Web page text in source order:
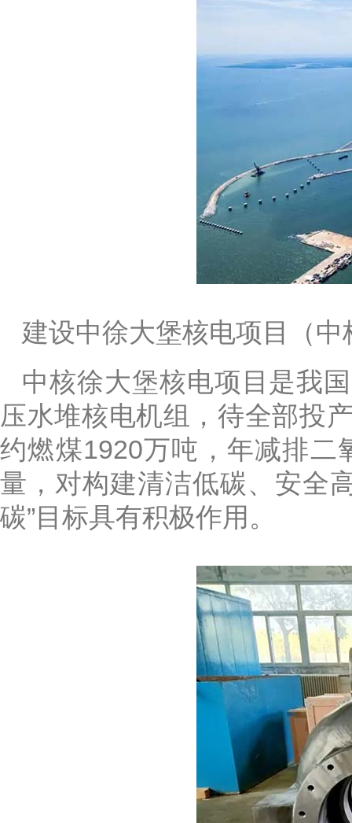
建设中徐大堡核电项目（中
中核徐大堡核电项目是我
压水堆核电机组，待全部投
约燃煤1920万吨，年减排二
量，对构建清洁低碳、安全
碳”目标具有积极作用。